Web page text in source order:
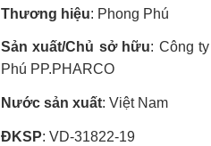
Thương hiệu: Phong Phú
Sản xuất/Chủ sở hữu: Công
Phú PP.PHARCO
Nước sản xuất: Việt Nam
ĐKSP: VD-31822-19